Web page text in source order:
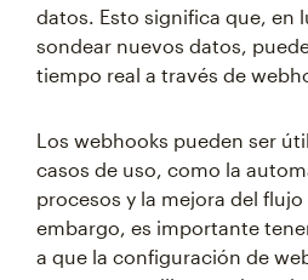
datos. Esto significa que, en
sondear nuevos datos,
tiempo real a través de
Los webhooks pueden ser
casos de uso, como la
procesos y la mejora del
embargo, es importante
a que la configuración de